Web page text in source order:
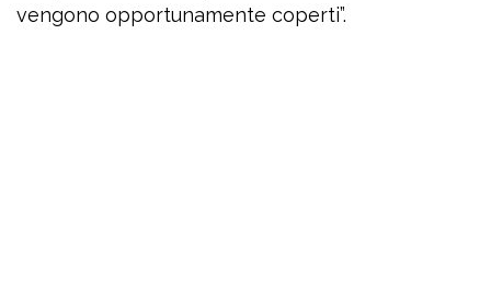
vengono opportunamente coperti”.